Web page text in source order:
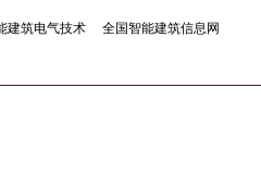
建筑电气技术
全国智能建筑信息网